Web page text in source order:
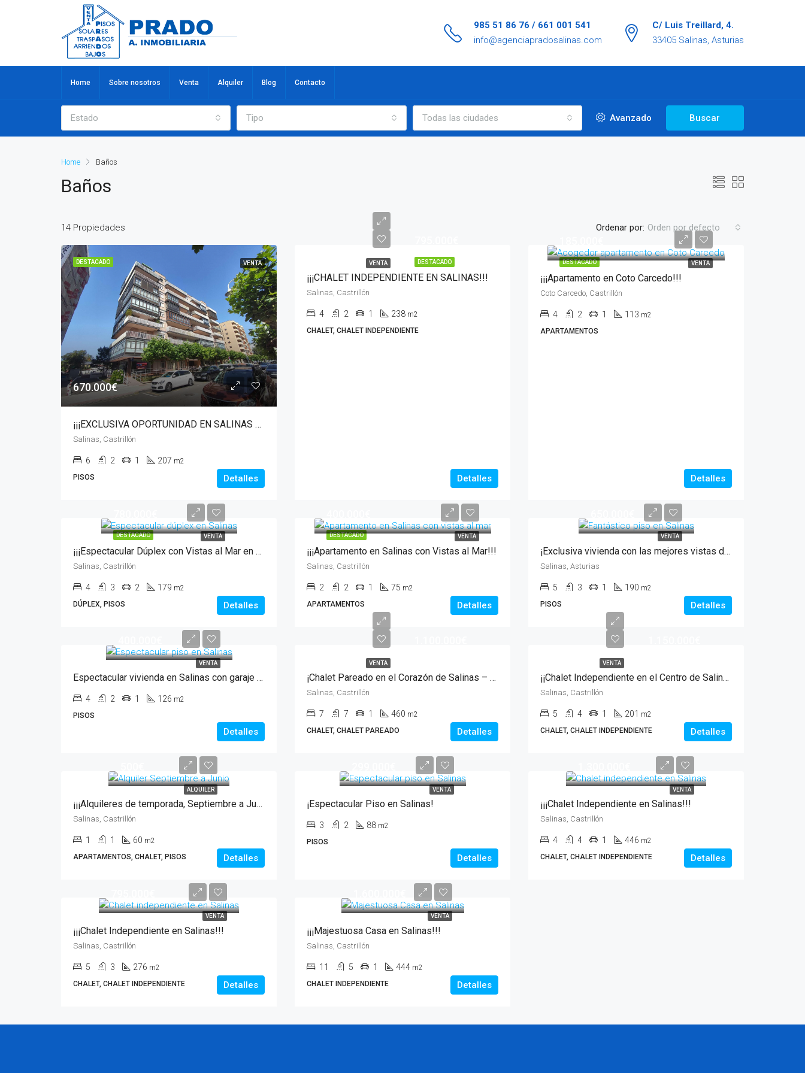
985 51 86 76 / 661 001 541
info@agenciapradosalinas.com
C/ Luis Treillard, 4.
33405 Salinas, Asturias
Home Sobre nosotros Venta Alquiler Blog Contacto
Estado Tipo Todas las ciudades Avanzado Buscar
Home Baños
Baños
14 Propiedades Ordenar por: Orden por defecto
DESTACADO VENTA
670.000€
¡¡¡EXCLUSIVA OPORTUNIDAD EN SALINAS – 205 m² EN PLENA CALLE PRINCIPAL!!!
Salinas, Castrillón
6 2 1 207 m2
PISOS
Detalles
DESTACADO
VENTA
¡¡¡CHALET INDEPENDIENTE EN SALINAS!!!
Salinas, Castrillón
4 2 1 238 m2
CHALET, CHALET INDEPENDIENTE
Detalles
DESTACADO VENTA
¡¡¡Apartamento en Coto Carcedo!!!
Coto Carcedo, Castrillón
4 2 1 113 m2
APARTAMENTOS
Detalles
DESTACADO VENTA
¡¡¡Espectacular Dúplex con Vistas al Mar en Salinas!!!
Salinas, Castrillón
4 3 2 179 m2
DÚPLEX, PISOS
Detalles
DESTACADO VENTA
¡¡¡Apartamento en Salinas con Vistas al Mar!!!
Salinas, Castrillón
2 2 1 75 m2
APARTAMENTOS
Detalles
VENTA
¡Exclusiva vivienda con las mejores vistas de Salinas!
Salinas, Asturias
5 3 1 190 m2
PISOS
Detalles
VENTA
Espectacular vivienda en Salinas con garaje y sol todo el día
4 2 1 126 m2
PISOS
Detalles
VENTA
¡Chalet Pareado en el Corazón de Salinas – 460 m² Construidos sobre Parcela de 1.000 m²!
Salinas, Castrillón
7 7 1 460 m2
CHALET, CHALET PAREADO
Detalles
VENTA
¡¡Chalet Independiente en el Centro de Salinas!!
Salinas, Castrillón
5 4 1 201 m2
CHALET, CHALET INDEPENDIENTE
Detalles
ALQUILER
¡¡¡Alquileres de temporada, Septiembre a Junio!!!
Salinas, Castrillón
1 1 60 m2
APARTAMENTOS, CHALET, PISOS
Detalles
VENTA
¡Espectacular Piso en Salinas!
3 2 88 m2
PISOS
Detalles
VENTA
¡¡¡Chalet Independiente en Salinas!!!
Salinas, Castrillón
4 4 1 446 m2
CHALET, CHALET INDEPENDIENTE
Detalles
VENTA
¡¡¡Chalet Independiente en Salinas!!!
Salinas, Castrillón
5 3 276 m2
CHALET, CHALET INDEPENDIENTE
Detalles
VENTA
¡¡¡Majestuosa Casa en Salinas!!!
Salinas, Castrillón
11 5 1 444 m2
CHALET INDEPENDIENTE
Detalles